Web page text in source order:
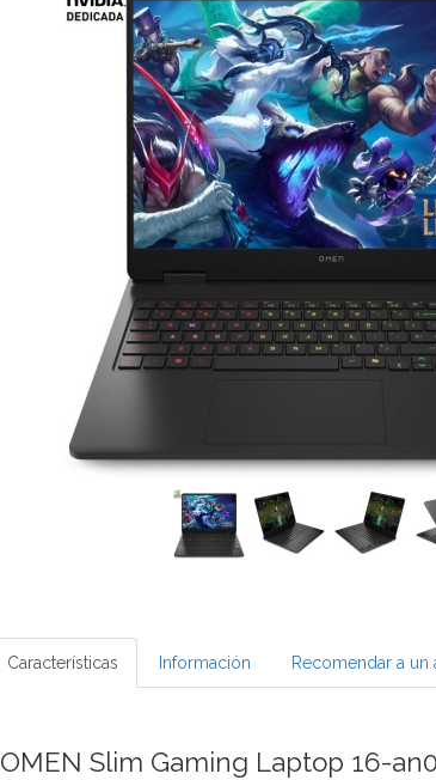
Características Información Recomendar a un
OMEN Slim Gaming Laptop 16-